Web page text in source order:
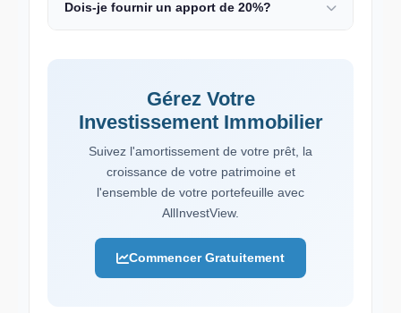
Dois-je fournir un apport de 20%?
Gérez Votre
Investissement Immobilier
Suivez l'amortissement de votre prêt, la
croissance de votre patrimoine et
l'ensemble de votre portefeuille avec
AllInvestView.
Commencer Gratuitement